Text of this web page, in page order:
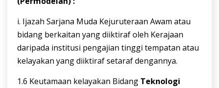
i. Ijazah Sarjana Muda Kejuruteraan Awam atau
bidang berkaitan yang diiktiraf oleh Kerajaan
daripada institusi pengajian tinggi tempatan atau
kelayakan yang diiktiraf setaraf dengannya.
1.6 Keutamaan kelayakan Bidang Teknologi